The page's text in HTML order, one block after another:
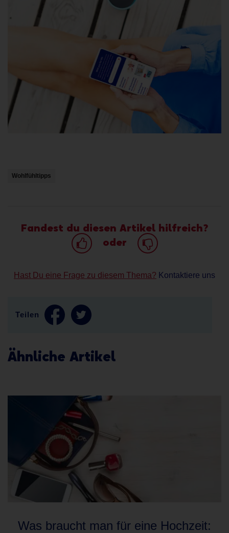
Wohlfühltipps
Fandest du diesen Artikel hilfreich?
oder
Hast Du eine Frage zu diesem Thema? Kontaktiere uns
Teilen
Ähnliche Artikel
Was braucht man für eine Hochzeit: